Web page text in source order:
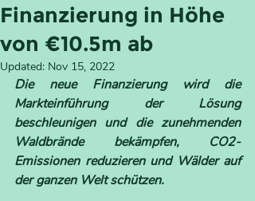
Finanzierung in Höhe
von €10.5m ab
Updated: Nov 15, 2022
Die neue Finanzierung wird die
Markteinführung der Lösung
beschleunigen und die zunehmenden
Waldbrände bekämpfen, CO2-
Emissionen reduzieren und Wälder auf
der ganzen Welt schützen.